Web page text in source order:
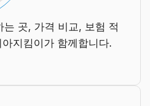
는 곳, 가격 비교, 보험 적
지킴이가 함께합니다.